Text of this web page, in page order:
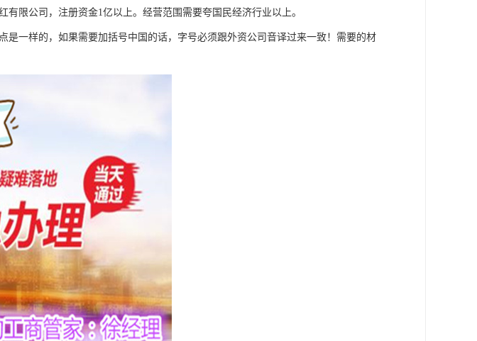
限公司，注册资金1亿以上。经营范围需要夸国民经济行业以上。
一样的，如果需要加括号中国的话，字号必须跟外资公司音译过来一致！需要的材